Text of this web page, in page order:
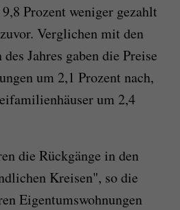
Prozent weniger gezahlt
Verglichen mit den
Jahres gaben die Preise
um 2,1 Prozent nach,
um 2,4
die Rückgänge in den
Kreisen", so die
Eigentumswohnungen